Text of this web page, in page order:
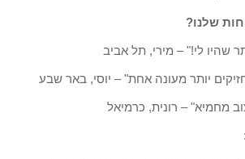
שלנו?
שהיו לי!" – מירי, תל אביב
יותר מעונה אחת" – יוסי, באר שבע
מחמיא" – רונית, כרמיאל